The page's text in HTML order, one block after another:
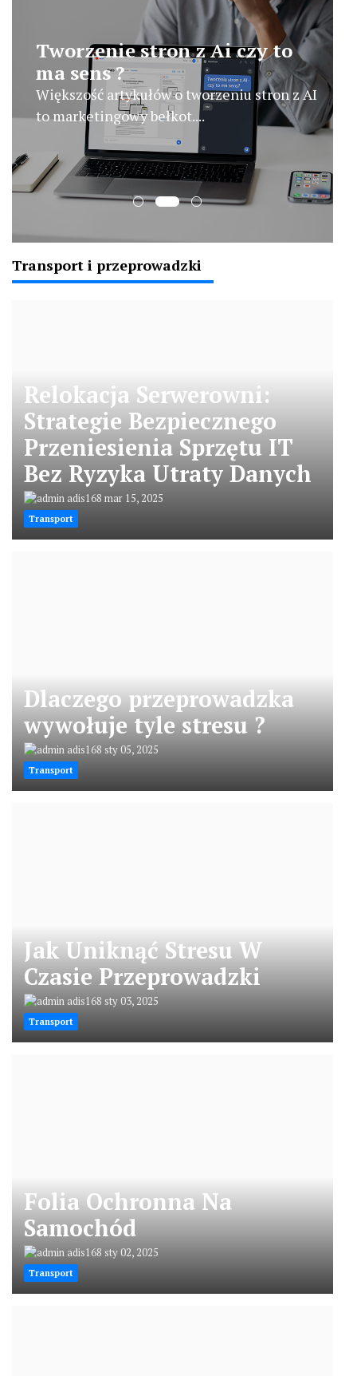
Tworzenie stron z Ai czy to
ma sens ?
Większość artykułów o tworzeniu stron z AI
to marketingowy bełkot....
Transport i przeprowadzki
Relokacja Serwerowni:
Strategie Bezpiecznego
Przeniesienia Sprzętu IT
Bez Ryzyka Utraty Danych
adis168 mar 15, 2025
Transport
Dlaczego przeprowadzka
wywołuje tyle stresu ?
adis168 sty 05, 2025
Transport
Jak Uniknąć Stresu W
Czasie Przeprowadzki
adis168 sty 03, 2025
Transport
Folia Ochronna Na
Samochód
adis168 sty 02, 2025
Transport